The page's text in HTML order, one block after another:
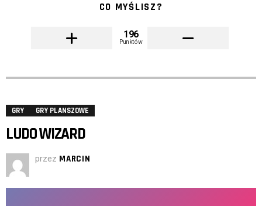
CO MYŚLISZ?
196
Punktów
GRY GRY PLANSZOWE
LUDO WIZARD
przez MARCIN